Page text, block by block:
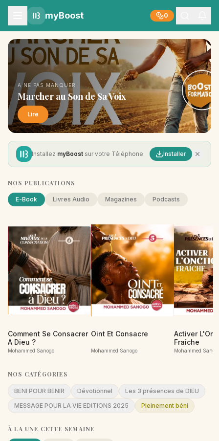
myBoost 0
A NE PAS MANQUER
Marcher au Son de Sa Voix
Lire
Installez myBoost sur votre Téléphone Installer
NOS PUBLICATIONS
E-Book Livres Audio Magazines Podcasts
Comment Se Consacrer
A Dieu ?
Mohammed Sanogo
Oint Et Consacre
Mohammed Sanogo
Activer
Fraiche
Mohammed
NOS CATÉGORIES
BENI POUR BENIR Dévotionnel
Les 3 présences de DIEU
MESSAGE POUR LA VIE EDITIONS 2025
Pleinement béni
À LA UNE CETTE SEMAINE